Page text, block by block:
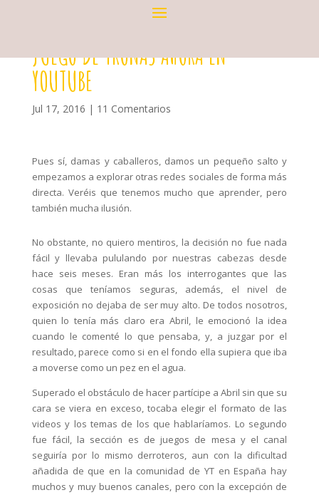
JUEGO DE TRONAS AHORA EN
YOUTUBE
Jul 17, 2016 | 11 Comentarios
Pues sí, damas y caballeros, damos un pequeño salto y
empezamos a explorar otras redes sociales de forma más
directa. Veréis que tenemos mucho que aprender, pero
también mucha ilusión.
No obstante, no quiero mentiros, la decisión no fue nada
fácil y llevaba pululando por nuestras cabezas desde
hace seis meses. Eran más los interrogantes que las
cosas que teníamos seguras, además, el nivel de
exposición no dejaba de ser muy alto. De todos nosotros,
quien lo tenía más claro era Abril, le emocionó la idea
cuando le comenté lo que pensaba, y, a juzgar por el
resultado, parece como si en el fondo ella supiera que iba
a moverse como un pez en el agua.
Superado el obstáculo de hacer partícipe a Abril sin que su
cara se viera en exceso, tocaba elegir el formato de las
videos y los temas de los que hablaríamos. Lo segundo
fue fácil, la sección es de juegos de mesa y el canal
seguiría por lo mismo derroteros, aun con la dificultad
añadida de que en la comunidad de YT en España hay
muchos y muy buenos canales, pero con la excepción de